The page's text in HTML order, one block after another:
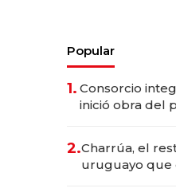
Popular
1. Consorcio
inició obra del
millones
2.Charrúa, el
uruguayo que